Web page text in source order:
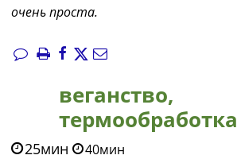
очень проста.
веганство,
термообработка
25мин 40мин